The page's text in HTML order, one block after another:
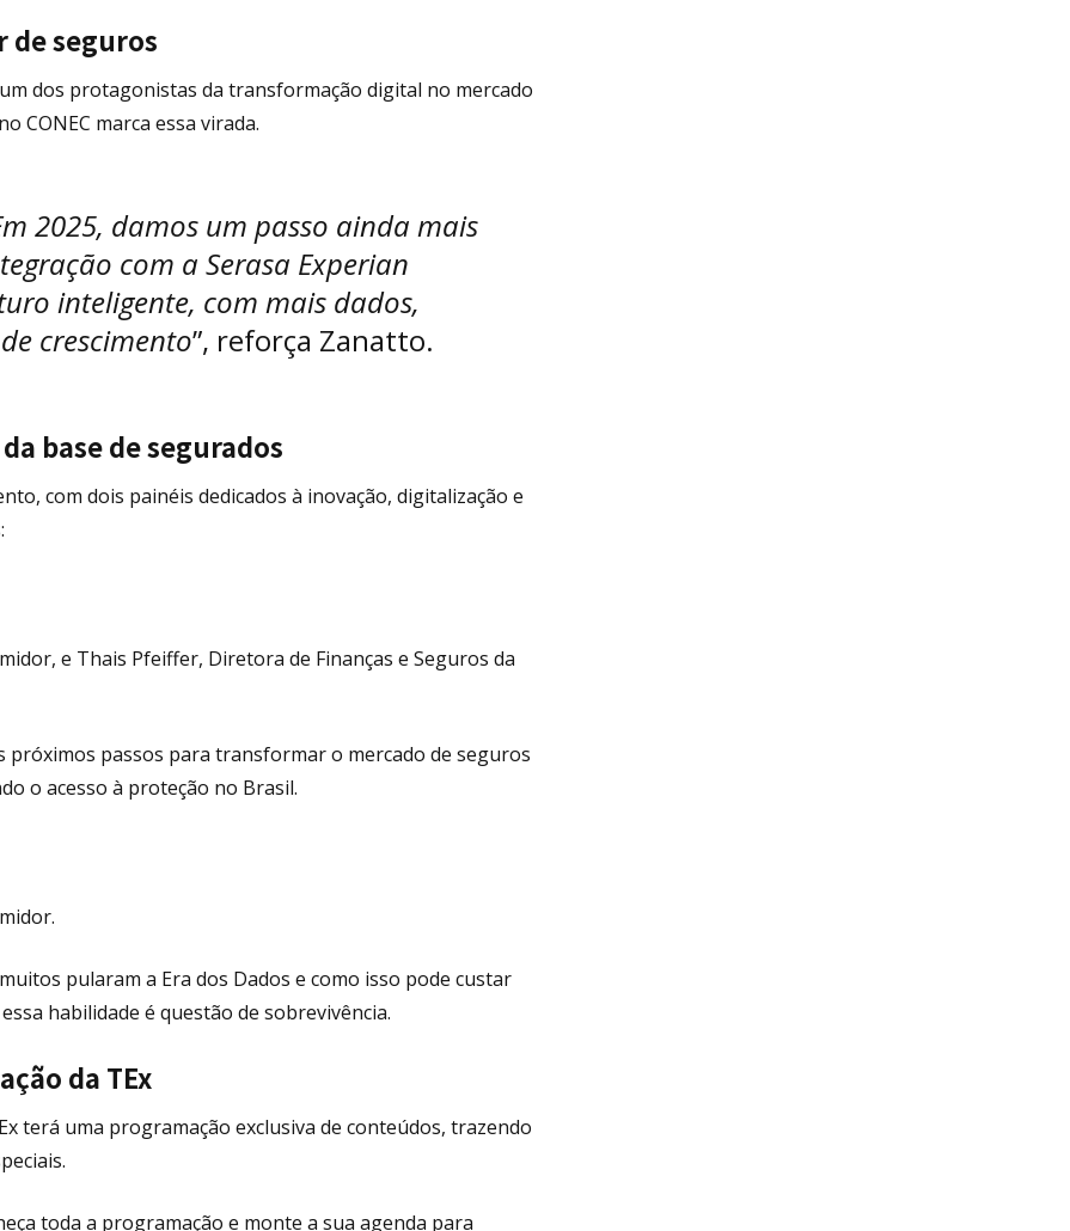
de seguros
dos protagonistas da transformação digital no mercado
CONEC marca essa virada.
2025, damos um passo ainda mais
com a Serasa Experian
inteligente, com mais dados,
crescimento”, reforça Zanatto.
base de segurados
com dois painéis dedicados à inovação, digitalização e
e Thais Pfeiffer, Diretora de Finanças e Seguros da
próximos passos para transformar o mercado de seguros
o acesso à proteção no Brasil.
pularam a Era dos Dados e como isso pode custar
habilidade é questão de sobrevivência.
da TEx
terá uma programação exclusiva de conteúdos, trazendo
toda a programação e monte a sua agenda para